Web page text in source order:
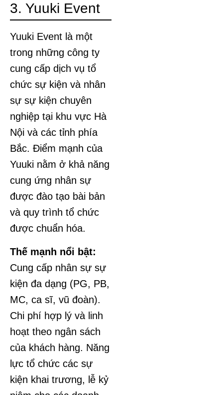
3. Yuuki Event
Yuuki Event là một
trong những công ty
cung cấp dịch vụ tổ
chức sự kiện và nhân
sự sự kiện chuyên
nghiệp tại khu vực Hà
Nội và các tỉnh phía
Bắc. Điểm mạnh của
Yuuki nằm ở khả năng
cung ứng nhân sự
được đào tạo bài bản
và quy trình tổ chức
được chuẩn hóa.
Thế mạnh nổi bật:
Cung cấp nhân sự sự
kiện đa dạng (PG, PB,
MC, ca sĩ, vũ đoàn).
Chi phí hợp lý và linh
hoạt theo ngân sách
của khách hàng. Năng
lực tổ chức các sự
kiện khai trương, lễ kỷ